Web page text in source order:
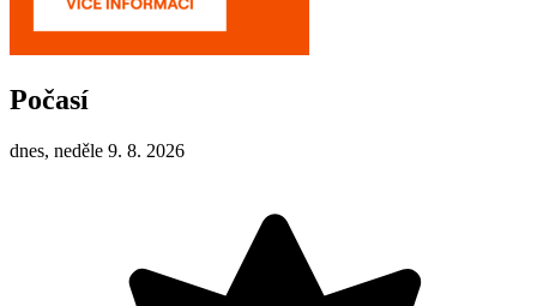
Počasí
dnes, neděle 9. 8. 2026